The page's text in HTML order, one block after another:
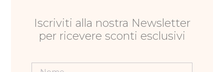
Iscriviti alla nostra Newsletter
per ricevere sconti esclusivi